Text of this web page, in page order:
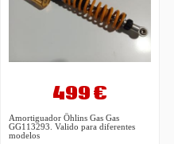
499 €
Amortiguador Öhlins Gas Gas
GG113293. Valido para diferentes
modelos